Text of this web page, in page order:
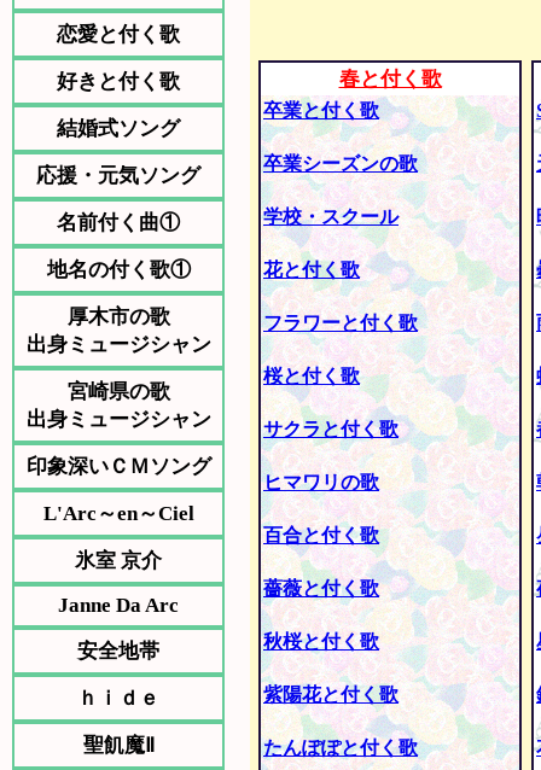
恋愛と付く歌
好きと付く歌
結婚式ソング
応援・元気ソング
名前付く曲①
地名の付く歌①
厚木市の歌
出身ミュージシャン
宮崎県の歌
出身ミュージシャン
印象深いＣＭソング
L'Arc～en～Ciel
氷室 京介
Janne Da Arc
安全地帯
ｈｉｄｅ
聖飢魔Ⅱ
春と付く歌
卒業と付く歌
卒業シーズンの歌
学校・スクール
花と付く歌
フラワーと付く歌
桜と付く歌
サクラと付く歌
ヒマワリの歌
百合と付く歌
薔薇と付く歌
秋桜と付く歌
紫陽花と付く歌
たんぽぽと付く歌